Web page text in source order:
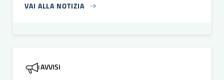
VAI ALLA NOTIZIA
AVVISI